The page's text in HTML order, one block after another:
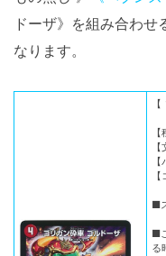
ドーザ》を組み合わせ
なります。
■
■
る